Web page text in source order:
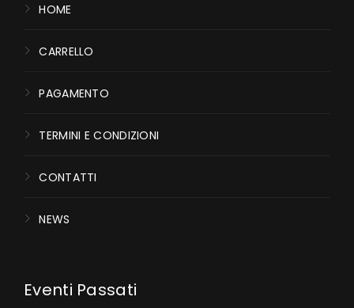
HOME
CARRELLO
PAGAMENTO
TERMINI E CONDIZIONI
CONTATTI
NEWS